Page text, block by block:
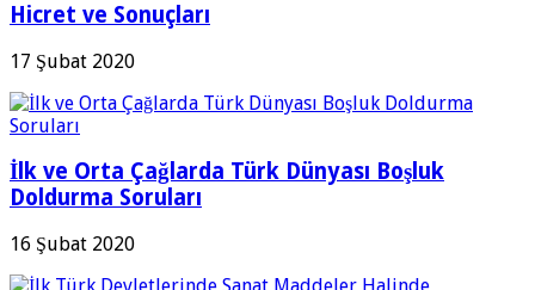
Hicret ve Sonuçları
17 Şubat 2020
İlk ve Orta Çağlarda Türk Dünyası Boşluk
Doldurma Soruları
16 Şubat 2020